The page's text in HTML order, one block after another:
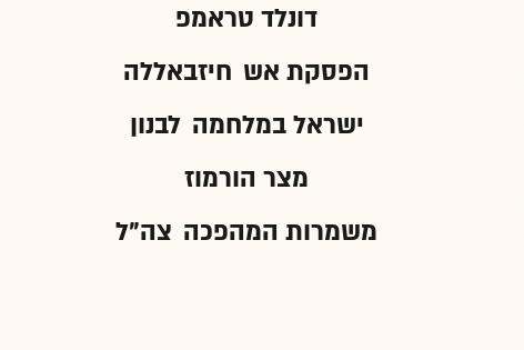
דונלד טראמפ
הפסקת אש חיזבאללה
ישראל במלחמה לבנון
מצר הורמוז
משמרות המהפכה צה"ל